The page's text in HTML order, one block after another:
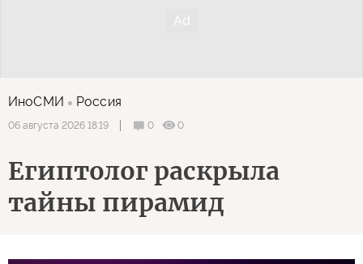
ИноСМИ Россия
06 августа 2026 18:19 0 0
Египтолог раскрыла
тайны пирамид